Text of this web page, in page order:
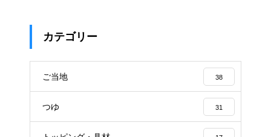
カテゴリー
ご当地 38
つゆ 31